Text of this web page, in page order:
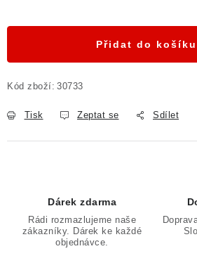
Přidat do košíku
Kód zboží: 30733
Tisk Zeptat se Sdílet
Dárek zdarma
Rádi rozmazlujeme naše
zákazníky. Dárek ke každé
objednávce.